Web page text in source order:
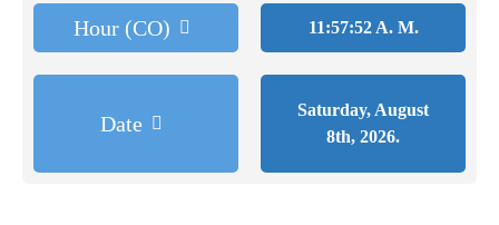
Hour (CO)
Date
11:57:52 A. M.
Saturday, August
8th, 2026.